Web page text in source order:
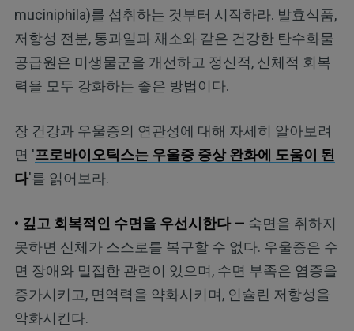
muciniphila)를 섭취하는 것부터 시작하라. 발효식품,
저항성 전분, 통과일과 채소와 같은 건강한 탄수화물
공급원은 미생물군을 개선하고 정신적, 신체적 회복
력을 모두 강화하는 좋은 방법이다.
장 건강과 우울증의 연관성에 대해 자세히 알아보려
면 '프로바이오틱스는 우울증 증상 완화에 도움이 된
다'를 읽어보라.
• 깊고 회복적인 수면을 우선시한다 — 숙면을 취하지
못하면 신체가 스스로를 복구할 수 없다. 우울증은 수
면 장애와 밀접한 관련이 있으며, 수면 부족은 염증을
증가시키고, 면역력을 약화시키며, 인슐린 저항성을
악화시킨다.